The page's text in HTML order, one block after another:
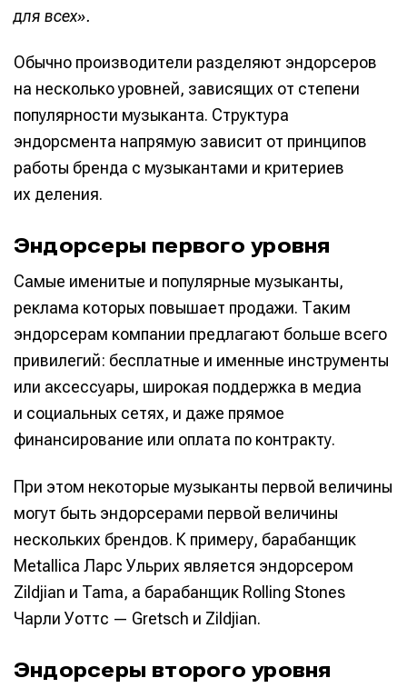
для всех».
Обычно производители разделяют эндорсеров
на несколько уровней, зависящих от степени
популярности музыканта. Структура
эндорсмента напрямую зависит от принципов
работы бренда с музыкантами и критериев
их деления.
Эндорсеры первого уровня
Самые именитые и популярные музыканты,
реклама которых повышает продажи. Таким
эндорсерам компании предлагают больше всего
привилегий: бесплатные и именные инструменты
или аксессуары, широкая поддержка в медиа
и социальных сетях, и даже прямое
финансирование или оплата по контракту.
При этом некоторые музыканты первой величины
могут быть эндорсерами первой величины
нескольких брендов. К примеру, барабанщик
Metallica Ларс Ульрих является эндорсером
Zildjian и Tama, а барабанщик Rolling Stones
Чарли Уоттс — Gretsch и Zildjian.
Эндорсеры второго уровня